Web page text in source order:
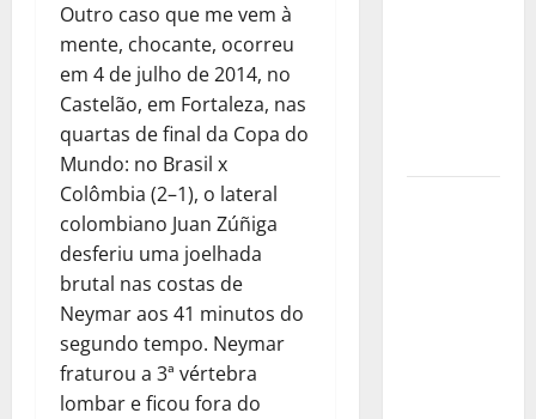
Outro caso que me vem à
mente, chocante, ocorreu
em 4 de julho de 2014, no
Castelão, em Fortaleza, nas
quartas de final da Copa do
Mundo: no Brasil x
Colômbia (2–1), o lateral
colombiano Juan Zúñiga
desferiu uma joelhada
brutal nas costas de
Neymar aos 41 minutos do
segundo tempo. Neymar
fraturou a 3ª vértebra
lombar e ficou fora do